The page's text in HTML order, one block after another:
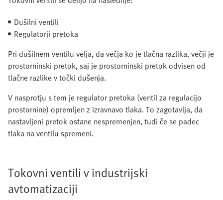
Dušilni ventili
Regulatorji pretoka
Pri dušilnem ventilu velja, da večja ko je tlačna razlika, večji je
prostorninski pretok, saj je prostorninski pretok odvisen od
tlačne razlike v točki dušenja.
V nasprotju s tem je regulator pretoka (ventil za regulacijo
prostornine) opremljen z izravnavo tlaka. To zagotavlja, da
nastavljeni pretok ostane nespremenjen, tudi če se padec
tlaka na ventilu spremeni.
Tokovni ventili v industrijski
avtomatizaciji